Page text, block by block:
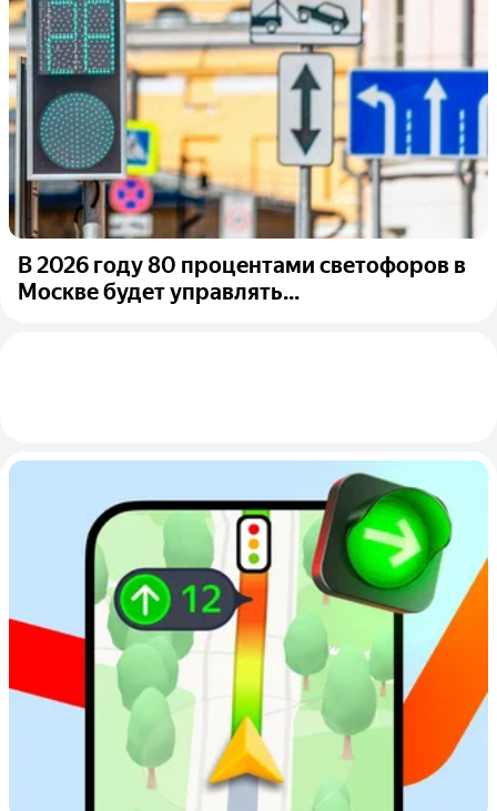
В 2026 году 80 процентами светофоров в
Москве будет управлять...